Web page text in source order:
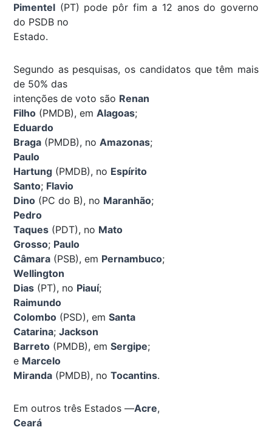
Pimentel (PT) pode pôr fim a 12 anos do governo
do PSDB no
Estado.
Segundo as pesquisas, os candidatos que têm mais
de 50% das
intenções de voto são Renan
Filho (PMDB), em Alagoas;
Eduardo
Braga (PMDB), no Amazonas;
Paulo
Hartung (PMDB), no Espírito
Santo; Flavio
Dino (PC do B), no Maranhão;
Pedro
Taques (PDT), no Mato
Grosso; Paulo
Câmara (PSB), em Pernambuco;
Wellington
Dias (PT), no Piauí;
Raimundo
Colombo (PSD), em Santa
Catarina; Jackson
Barreto (PMDB), em Sergipe;
e Marcelo
Miranda (PMDB), no Tocantins.
Em outros três Estados —Acre,
Ceará